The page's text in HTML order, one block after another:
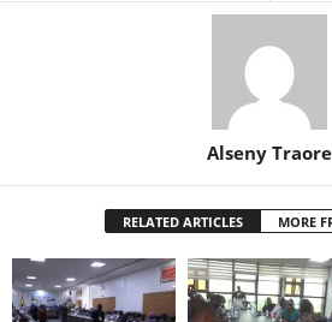
Alseny Traore
RELATED ARTICLES MORE